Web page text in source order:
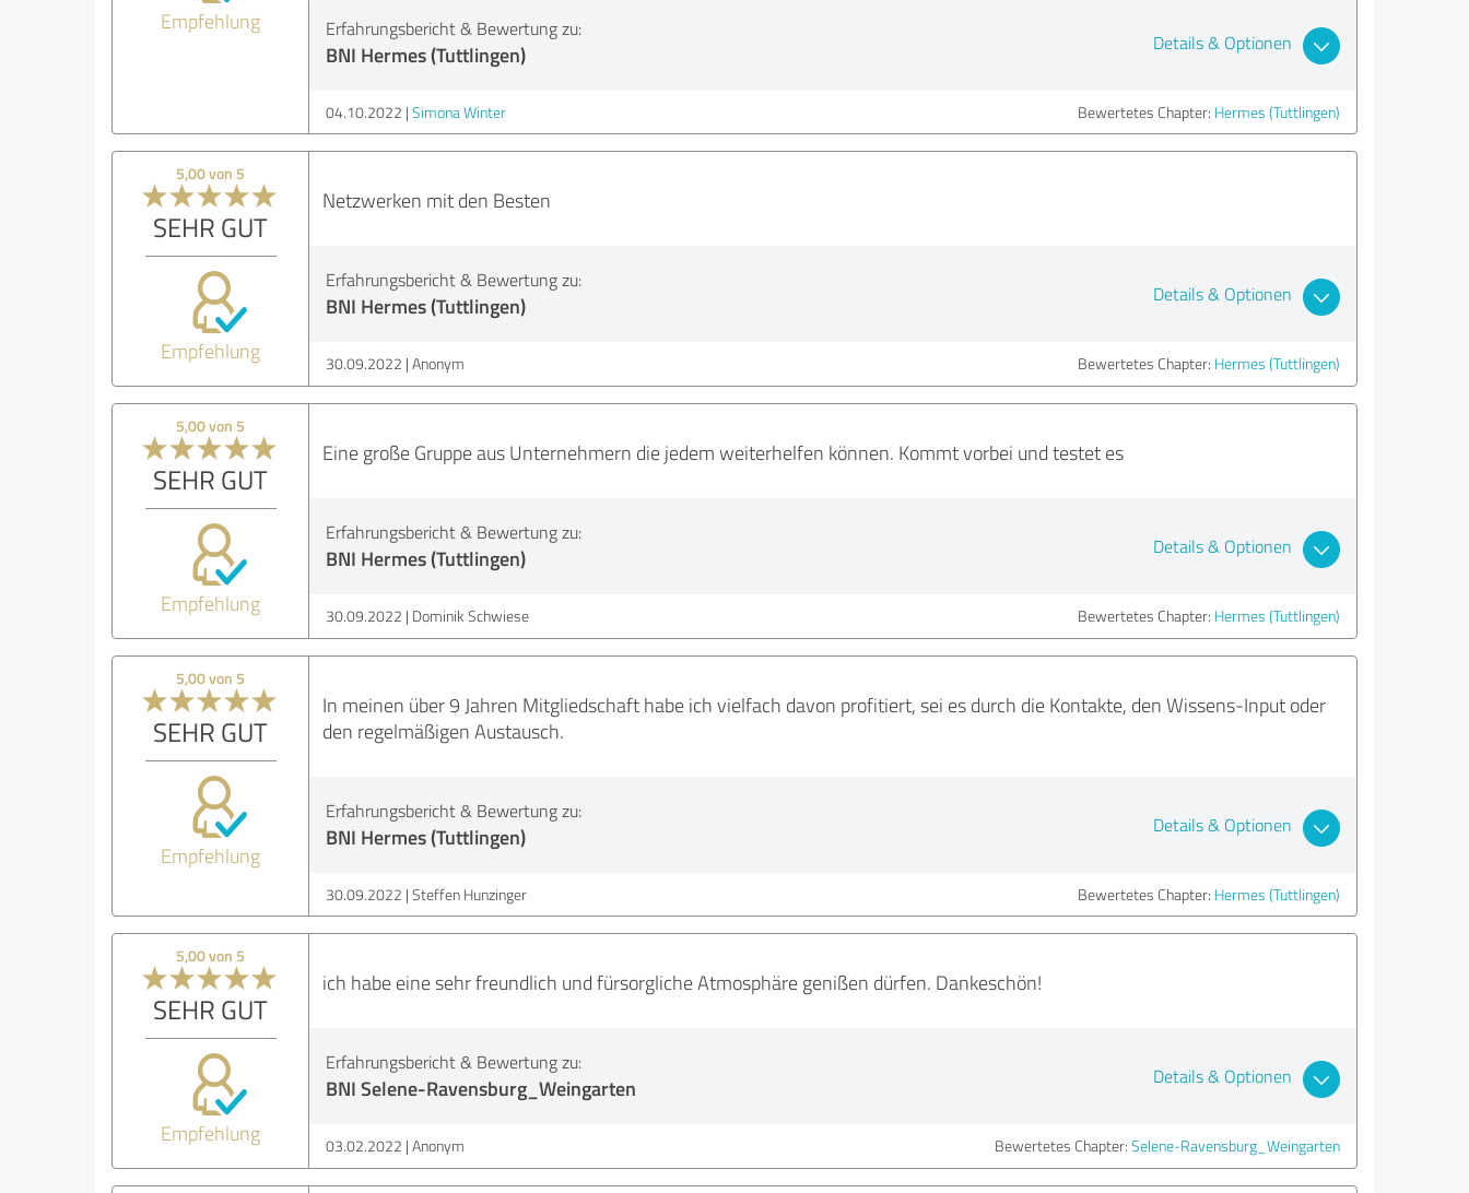
Empfehlung Erfahrungsbericht & Bewertung zu:
BNI Hermes (Tuttlingen) Details & Optionen
04.10.2022 Simona Winter Bewertetes Chapter: Hermes (Tuttlingen)
5,00 von 5
SEHR GUT
Empfehlung
Netzwerken mit den Besten
Erfahrungsbericht & Bewertung zu:
BNI Hermes (Tuttlingen) Details & Optionen
30.09.2022 Anonym Bewertetes Chapter: Hermes (Tuttlingen)
5,00 von 5
SEHR GUT
Empfehlung
Eine große Gruppe aus Unternehmern die jedem weiterhelfen können. Kommt vorbei und testet es
Erfahrungsbericht & Bewertung zu:
BNI Hermes (Tuttlingen) Details & Optionen
30.09.2022 Dominik Schwiese Bewertetes Chapter: Hermes (Tuttlingen)
5,00 von 5
SEHR GUT
Empfehlung
In meinen über 9 Jahren Mitgliedschaft habe ich vielfach davon profitiert, sei es durch die Kontakte, den Wissens-Input oder
den regelmäßigen Austausch.
Erfahrungsbericht & Bewertung zu:
BNI Hermes (Tuttlingen) Details & Optionen
30.09.2022 Steffen Hunzinger Bewertetes Chapter: Hermes (Tuttlingen)
5,00 von 5
SEHR GUT
Empfehlung
ich habe eine sehr freundlich und fürsorgliche Atmosphäre genißen dürfen. Dankeschön!
Erfahrungsbericht & Bewertung zu:
BNI Selene-Ravensburg_Weingarten Details & Optionen
03.02.2022 Anonym Bewertetes Chapter: Selene-Ravensburg_Weingarten